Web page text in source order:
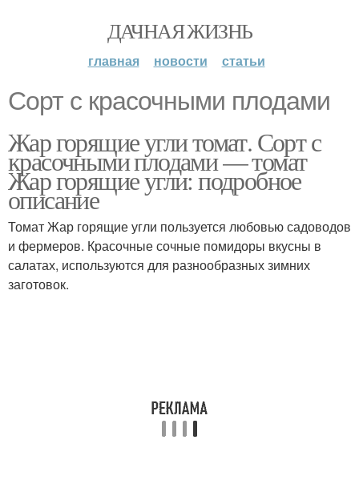
ДАЧНАЯ ЖИЗНЬ
главная новости статьи
Сорт с красочными плодами
Жар горящие угли томат. Сорт с
красочными плодами — томат
Жар горящие угли: подробное
описание
Томат Жар горящие угли пользуется любовью садоводов
и фермеров. Красочные сочные помидоры вкусны в
салатах, используются для разнообразных зимних
заготовок.